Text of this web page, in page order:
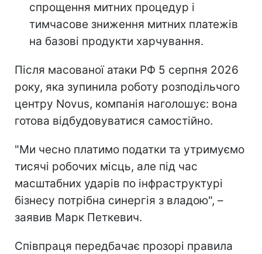
спрощення митних процедур і
тимчасове зниження митних платежів
на базові продукти харчування.
Після масованої атаки РФ 5 серпня 2026
року, яка зупинила роботу розподільчого
центру Novus, компанія наголошує: вона
готова відбудовуватися самостійно.
"Ми чесно платимо податки та утримуємо
тисячі робочих місць, але під час
масштабних ударів по інфраструктурі
бізнесу потрібна синергія з владою", –
заявив Марк Петкевич.
Співпраця передбачає прозорі правила